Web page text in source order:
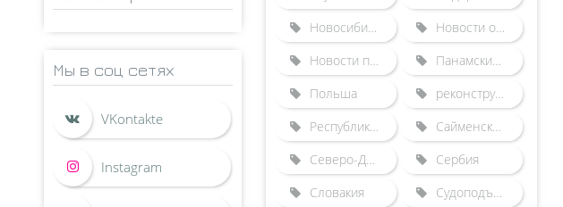
Мы в соц сетях
Новосибирский шлюз
Новости отрасли
Новости по зарубежным шлюзам
Панамский канал
Польша
реконструкция Городецкого гидроузла
Республика Беларусь
Сайменский канал
Северо-Двинская шлюзованная система
Сербия
Словакия
Судоподъемники